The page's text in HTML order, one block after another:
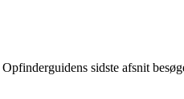
sidste afsnit